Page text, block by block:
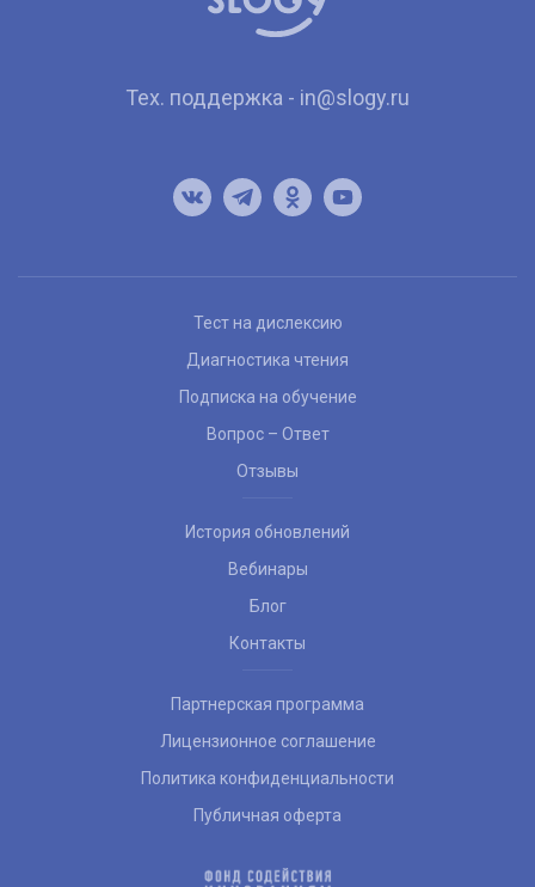
Тех. поддержка - in@slogy.ru
Тест на дислексию
Диагностика чтения
Подписка на обучение
Вопрос – Ответ
Отзывы
История обновлений
Вебинары
Блог
Контакты
Партнерская программа
Лицензионное соглашение
Политика конфиденциальности
Публичная оферта